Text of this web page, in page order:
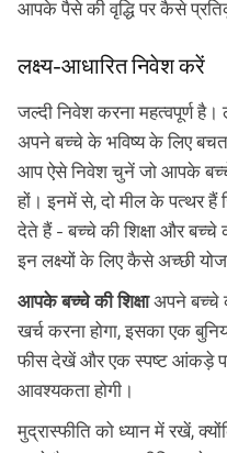
आपके पैसे की वृद्धि पर कैसे
लक्ष्य-आधारित निवेश करें
जल्दी निवेश करना महत्वपूर्ण
अपने बच्चे के भविष्य के लिए
आप ऐसे निवेश चुनें जो आपके
हों। इनमें से, दो मील के पत्थर हैं
देते हैं - बच्चे की शिक्षा और बच्चे
इन लक्ष्यों के लिए कैसे अच्छी
आपके बच्चे की शिक्षाअपने बच्चे
खर्च करना होगा, इसका एक
फीस देखें और एक स्पष्ट आंकड़े
आवश्यकता होगी।
मुद्रास्फीति को ध्यान में रखें,